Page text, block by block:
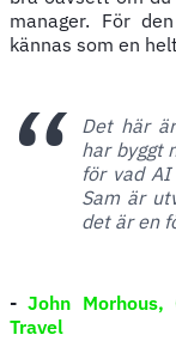
manager. För
kännas som en
Det här
har byggt
för vad
Sam är
det är en
-John Morhous,
Travel